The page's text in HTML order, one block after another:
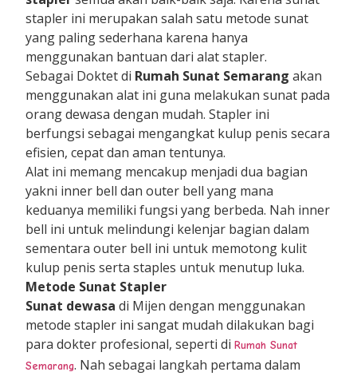
stapler ini merupakan salah satu metode sunat
yang paling sederhana karena hanya
menggunakan bantuan dari alat stapler.
Sebagai Doktet di Rumah Sunat Semarangakan
menggunakan alat ini guna melakukan sunat pada
orang dewasa dengan mudah. Stapler ini
berfungsi sebagai mengangkat kulup penis secara
efisien, cepat dan aman tentunya.
Alat ini memang mencakup menjadi dua bagian
yakni inner bell dan outer bell yang mana
keduanya memiliki fungsi yang berbeda. Nah inner
bell ini untuk melindungi kelenjar bagian dalam
sementara outer bell ini untuk memotong kulit
kulup penis serta staples untuk menutup luka.
Metode Sunat Stapler
Sunat dewasadi Mijen dengan menggunakan
metode stapler ini sangat mudah dilakukan bagi
para dokter profesional, seperti diRumah Sunat
Semarang. Nah sebagai langkah pertama dalam